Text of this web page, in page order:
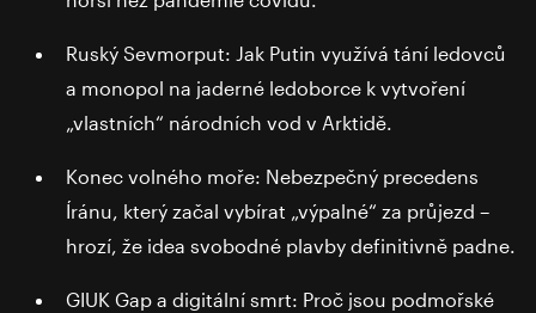
Ruský Sevmorput: Jak Putin využívá tání ledovců
a monopol na jaderné ledoborce k vytvoření
„vlastních“ národních vod v Arktidě.
Konec volného moře: Nebezpečný precedens
Íránu, který začal vybírat „výpalné“ za průjezd –
hrozí, že idea svobodné plavby definitivně padne.
GIUK Gap a digitální smrt: Proč jsou podmořské